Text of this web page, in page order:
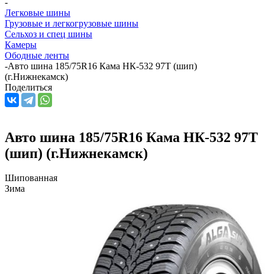
Легковые шины
Грузовые и легкогрузовые шины
Сельхоз и спец шины
Камеры
Ободные ленты
-Авто шина 185/75R16 Кама НК-532 97T (шип)
(г.Нижнекамск)
Поделиться
Авто шина 185/75R16 Кама НК-532 97T
(шип) (г.Нижнекамск)
Шипованная
Зима